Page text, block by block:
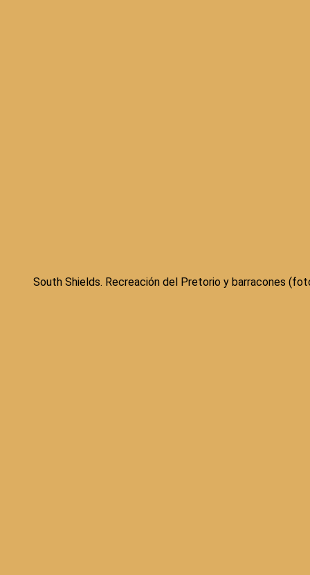
South Shields. Recreación del Pretorio y barracones